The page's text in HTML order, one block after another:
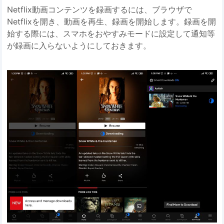
Netflix動画コンテンツを録画するには、ブラウザで
Netflixを開き、動画を再生、録画を開始します。録画を開
始する際には、スマホをおやすみモードに設定して通知等
が録画に入らないようにしておきます。